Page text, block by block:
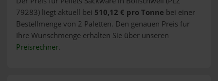
79283) liegt aktuell bei 510,12 € pro Tonne bei einer
Bestellmenge von 2 Paletten. Den genauen Preis für
Ihre Wunschmenge erhalten Sie über unseren
Preisrechner.